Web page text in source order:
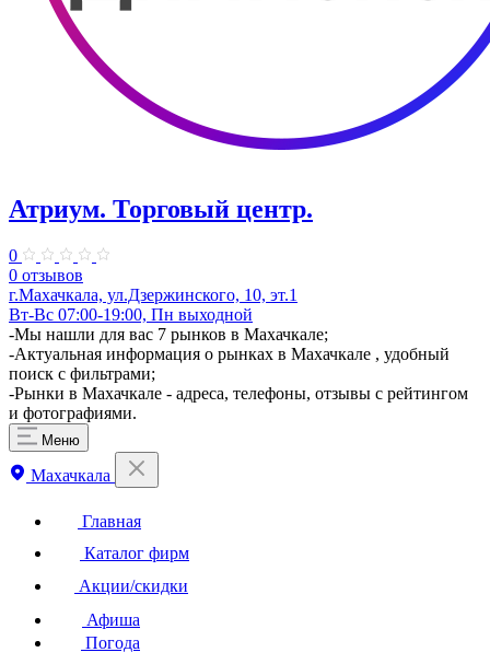
Атриум. Торговый центр.
0
0 отзывов
г.Махачкала, ул.Дзержинского, 10, эт.1
Вт-Вс 07:00-19:00, Пн выходной
​-Мы нашли для вас 7 рынков в Махачкале;
-Актуальная информация о рынках в Махачкале , удобный
поиск с фильтрами;
-Рынки в Махачкале - адреса, телефоны, отзывы с рейтингом
и фотографиями.
Меню
Махачкала
Главная
Каталог фирм
Акции/скидки
Афиша
Погода